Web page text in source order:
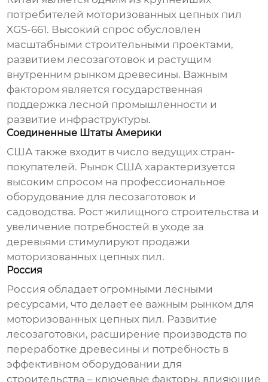
потребителей моторизованных цепных пил
XGS-661. Высокий спрос обусловлен
масштабными строительными проектами,
развитием лесозаготовок и растущим
внутренним рынком древесины. Важным
фактором является государственная
поддержка лесной промышленности и
развитие инфраструктуры.
Соединенные Штаты Америки
США также входит в число ведущих стран-
покупателей. Рынок США характеризуется
высоким спросом на профессиональное
оборудование для лесозаготовок и
садоводства. Рост жилищного строительства и
увеличение потребностей в уходе за
деревьями стимулируют продажи
моторизованных цепных пил.
Россия
Россия обладает огромными лесными
ресурсами, что делает ее важным рынком для
моторизованных цепных пил. Развитие
лесозаготовки, расширение производств по
переработке древесины и потребность в
эффективном оборудовании для
строительства – ключевые факторы, влияющие